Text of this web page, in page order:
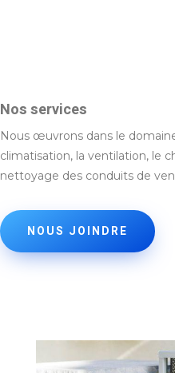
Nos services
Nous œuvrons dans le
climatisation, la ventilation, le
nettoyage des conduits de
NOUS JOINDRE